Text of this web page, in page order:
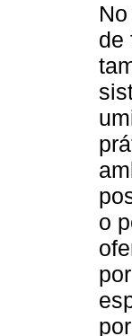
de
o